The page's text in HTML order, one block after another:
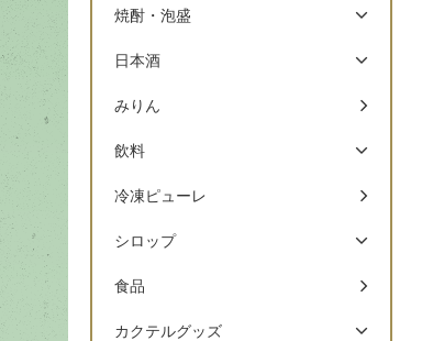
焼酎・泡盛
日本酒
みりん
飲料
冷凍ピューレ
シロップ
食品
カクテルグッズ